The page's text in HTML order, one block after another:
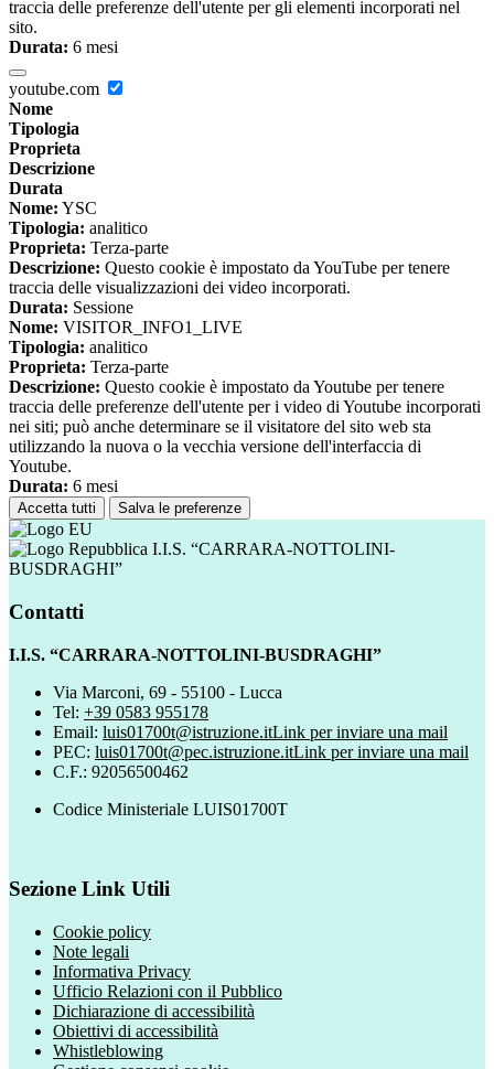
traccia delle preferenze dell'utente per gli elementi incorporati nel
sito.
Durata: 6 mesi
youtube.com
Nome
Tipologia
Proprieta
Descrizione
Durata
Nome: YSC
Tipologia: analitico
Proprieta: Terza-parte
Descrizione: Questo cookie è impostato da YouTube per tenere
traccia delle visualizzazioni dei video incorporati.
Durata: Sessione
Nome: VISITOR_INFO1_LIVE
Tipologia: analitico
Proprieta: Terza-parte
Descrizione: Questo cookie è impostato da Youtube per tenere
traccia delle preferenze dell'utente per i video di Youtube incorporati
nei siti; può anche determinare se il visitatore del sito web sta
utilizzando la nuova o la vecchia versione dell'interfaccia di
Youtube.
Durata: 6 mesi
Accetta tutti Salva le preferenze
I.I.S. “CARRARA-NOTTOLINI-
BUSDRAGHI”
Contatti
I.I.S. “CARRARA-NOTTOLINI-BUSDRAGHI”
Via Marconi, 69 - 55100 - Lucca
Tel: +39 0583 955178
Email: luis01700t@istruzione.itLink per inviare una mail
PEC: luis01700t@pec.istruzione.itLink per inviare una mail
C.F.: 92056500462
Codice Ministeriale LUIS01700T
Sezione Link Utili
Cookie policy
Note legali
Informativa Privacy
Ufficio Relazioni con il Pubblico
Dichiarazione di accessibilità
Obiettivi di accessibilità
Whistleblowing